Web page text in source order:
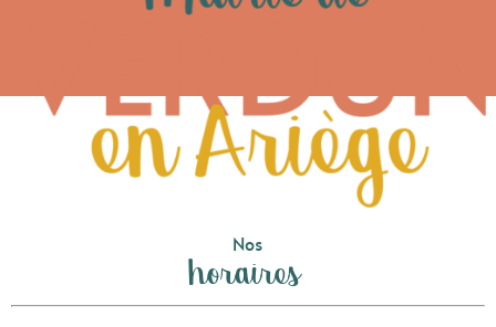
Nos
horaires